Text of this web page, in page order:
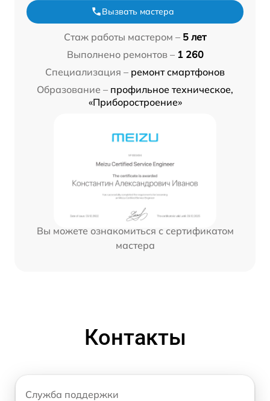
Вызвать мастера
Стаж работы мастером – 5 лет
Выполнено ремонтов – 1 260
Специализация – ремонт смартфонов
Образование – профильное техническое,
«Приборостроение»
Вы можете ознакомиться с сертификатом
мастера
Контакты
Служба поддержки